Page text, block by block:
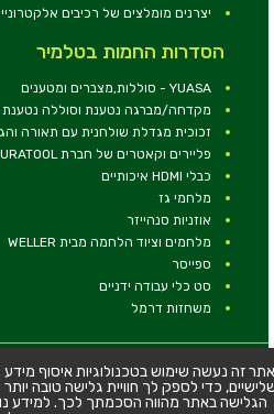
יצרנים מומלצים של רכיבים
הסדרות החמות בטלמיר
YUASA - סוללות,מצברים ומטענים
מקדחה/מברגה נטענת וסוללה נטענת 12V
זכוכית מגדלת שולחנית עם תאורה
פליירים וקאטרים של חברת DURATOOL
כבלי HDMI איכותיים
מלחמי גז
אוזניות סנהייזר
מלחמים וציוד הלחמה מבית WELLER
ספייסר
סט כלי עבודה ידניים
משחזות דרמל
© כל הזכויות שמורות - טלמיר
כתובת: דרך העצמאות 63,
טלפון:04-8534564
זה נעשה שימוש בטכנולוגיות איסוף מידע
כדי לספק לך חוויית גלישה טובה
הגלישה באתר מהווה הסכמתך לכך. למידע